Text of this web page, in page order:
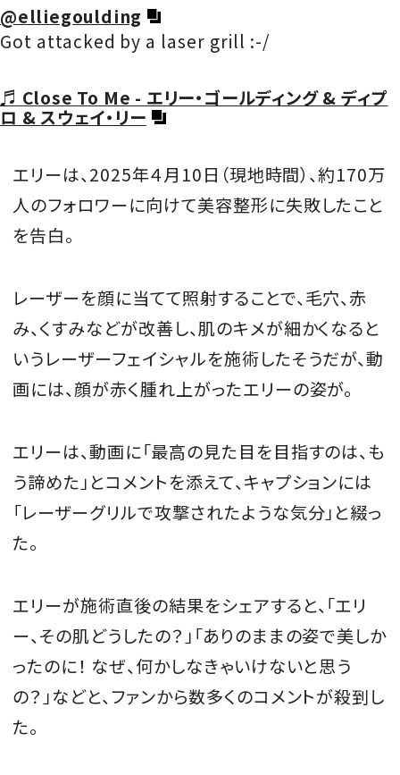
FOLLOW US
MAGAZINE
2026年9月号
2026-07-23発売
@elliegoulding
Got attacked by a laser grill :-/
♬ Close To Me - エリー・ゴールディング & ディプ
ロ & スウェイ・リー
エリーは、2025年４月10日（現地時間）、約170万
人のフォロワーに向けて美容整形に失敗したこと
を告白。
レーザーを顔に当てて照射することで、毛穴、赤
み、くすみなどが改善し、肌のキメが細かくなると
いうレーザーフェイシャルを施術したそうだが、動
画には、顔が赤く腫れ上がったエリーの姿が。
エリーは、動画に「最高の見た目を目指すのは、も
う諦めた」とコメントを添えて、キャプションには
「レーザーグリルで攻撃されたような気分」と綴っ
た。
エリーが施術直後の結果をシェアすると、「エリ
ー、その肌どうしたの？」「ありのままの姿で美しか
ったのに！ なぜ、何かしなきゃいけないと思う
の？」などと、ファンから数多くのコメントが殺到し
た。